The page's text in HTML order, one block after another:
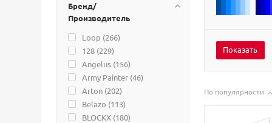
Бренд/
Производитель
Loop (266)
128 (229)
Angelus (156)
Army Painter (46)
Arton (202)
Belazo (113)
BLOCKX (180)
По популярности